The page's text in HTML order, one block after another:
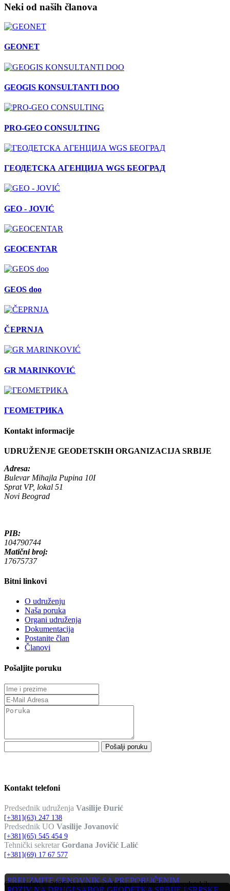
PREUZMITE CENOVNIK SA PREPORUČENIM
Neki od naših članova
GEONET
GEOGIS KONSULTANTI DOO
PRO-GEO CONSULTING
ГЕОДЕТСКА АГЕНЦИЈА WGS БЕОГРАД
GEO - JOVIĆ
GEOCENTAR
GEOS doo
ČEPRNJA
GR MARINKOVIĆ
ГЕОМЕТРИКА
Kontakt informacije
UDRUŽENJE GEODETSKIH ORGANIZACIJA SRBIJE
Adresa:
Bulevar Mihajla Pupina 10I
Sprat VP, lokal 51
Novi Beograd
PIB:
104790744
Matični broj:
17675737
Bitni linkovi
O udruženju
Naša poruka
Organi udruženja
Dokumentacija
Postanite član
Članovi
Pošaljite poruku
Pošalji poruku
Kontakt telefoni
Predsednik udruženja Vasilije Đurić
[+381](63) 247 138
Predsednik UO Vasilije Jovanović
[+381](65) 545 454 9
Tehnički sekretar Gordana Jovičić Lalić
[+381](69) 17 67 577
Copyrights © 2026 Sva prava zadržana - Udruženje geodetskih